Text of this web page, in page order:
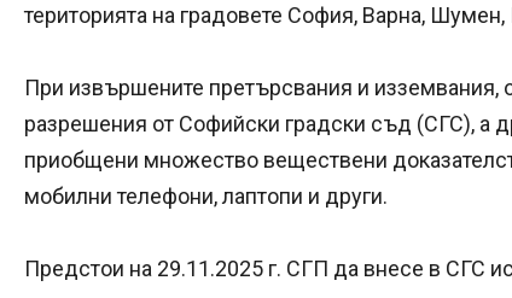
територията на градовете София, Варна,
При извършените претърсвания и изземвания,
разрешения от Софийски градски съд (СГС), а
приобщени множество веществени
мобилни телефони, лаптопи и други.
Предстои на 29.11.2025 г. СГП да внесе в СГС